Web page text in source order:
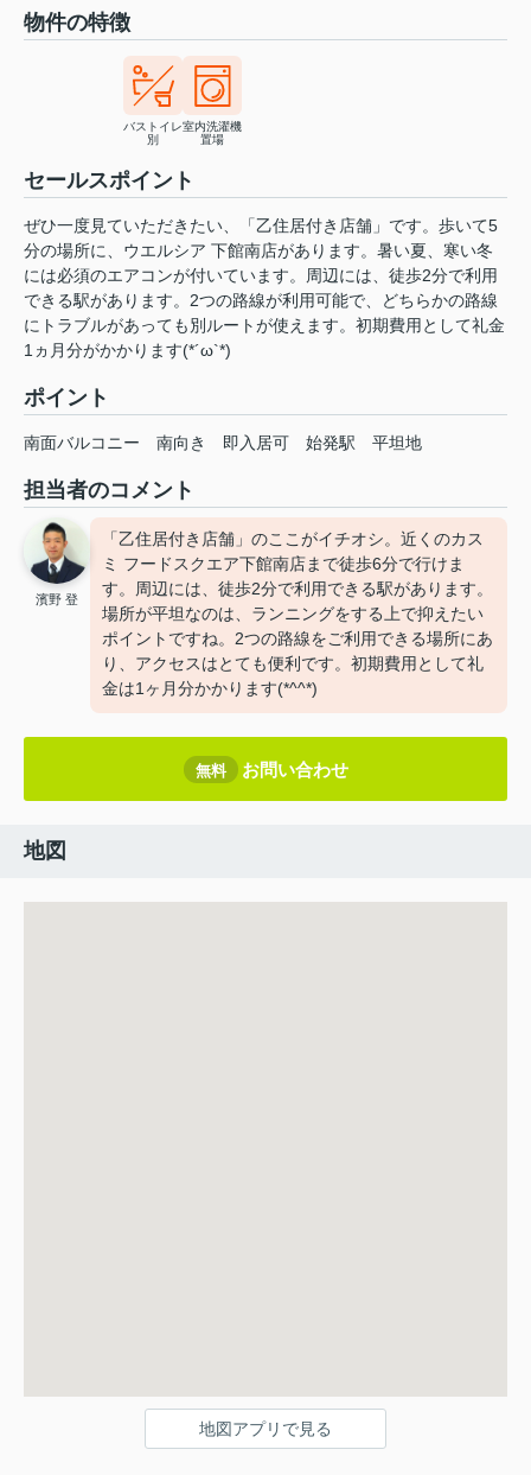
物件の特徴
バストイレ
別
室内洗濯機
置場
セールスポイント
ぜひ一度見ていただきたい、「乙住居付き店舗」です。歩いて5
分の場所に、ウエルシア 下館南店があります。暑い夏、寒い冬
には必須のエアコンが付いています。周辺には、徒歩2分で利用
できる駅があります。2つの路線が利用可能で、どちらかの路線
にトラブルがあっても別ルートが使えます。初期費用として礼金
1ヵ月分がかかります(*´ω`*)
ポイント
南面バルコニー 南向き 即入居可 始発駅 平坦地
担当者のコメント
濱野 登
「乙住居付き店舗」のここがイチオシ。近くのカス
ミ フードスクエア下館南店まで徒歩6分で行けま
す。周辺には、徒歩2分で利用できる駅があります。
場所が平坦なのは、ランニングをする上で抑えたい
ポイントですね。2つの路線をご利用できる場所にあ
り、アクセスはとても便利です。初期費用として礼
金は1ヶ月分かかります(*^^*)
無料 お問い合わせ
地図
地図アプリで見る